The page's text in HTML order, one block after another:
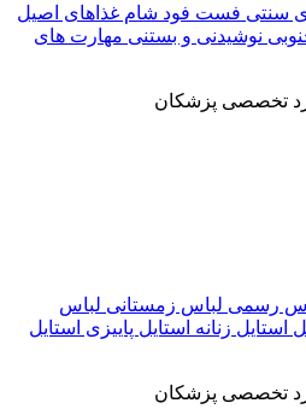
سنتی فست فود شام غذاهای اصیل
نوشیدنی و بستنی مهارت های
تخصصی پزشکان
رسمی لباس زمستانی لباس
استایل زنانه استایل پاییزی استایل
تخصصی پزشکان